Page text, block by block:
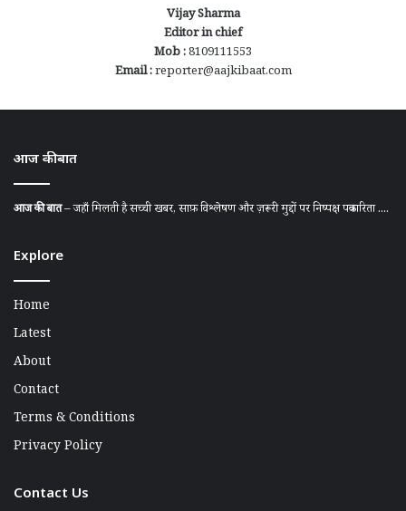
Vijay Sharma
Editor in chief
Mob :8109111553
Email :reporter@aajkibaat.com
आज की बात
आज की बात– जहाँ मिलती है सच्ची खबर, साफ़ विश्लेषण और ज़रूरी मुद्दों पर निष्पक्ष पत्रकारिता ....
Explore
Home
Latest
About
Contact
Terms & Conditions
Privacy Policy
Contact Us